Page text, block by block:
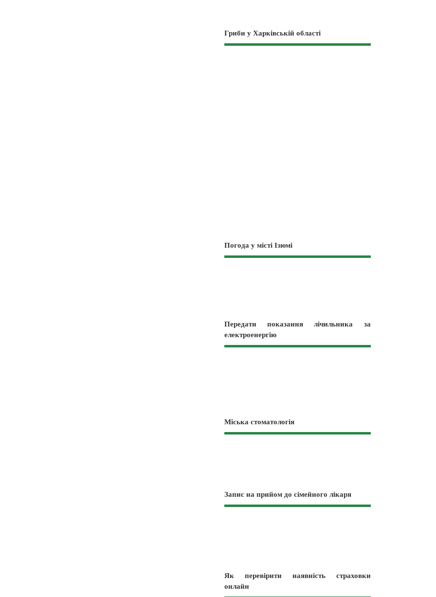
Гриби у Харківській області
Погода у місті Ізюмі
Передати показання лічильника за
електроенергію
Міська стоматологія
Запис на прийом до сімейного лікаря
Як перевірити наявність страховки
онлайн